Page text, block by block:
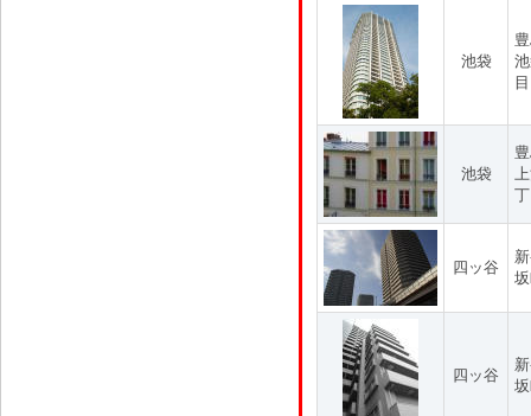
池袋
目
池袋
四ッ谷
四ッ谷